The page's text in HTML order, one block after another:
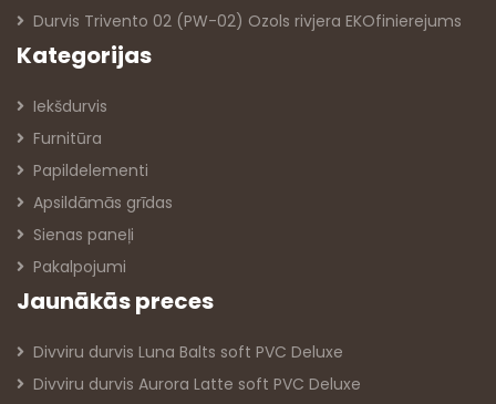
Durvis Trivento 02 (PW-02) Ozols rivjera EKOfinierejums
Kategorijas
Iekšdurvis
Furnitūra
Papildelementi
Apsildāmās grīdas
Sienas paneļi
Pakalpojumi
Jaunākās preces
Divviru durvis Luna Balts soft PVC Deluxe
Divviru durvis Aurora Latte soft PVC Deluxe